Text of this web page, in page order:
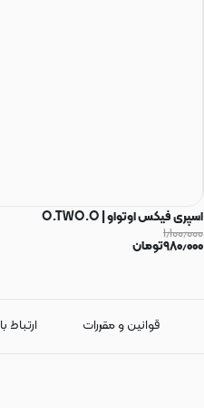
اسپری فیکس اوتواو | O.TWO.O
۱٫۱۰۰٫۰۰۰
۹۸۰٫۰۰۰تومان
قوانین و مقررات ارتباط